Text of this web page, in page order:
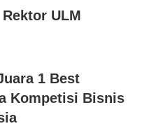
ULM
1 Best
Kompetisi Bisnis